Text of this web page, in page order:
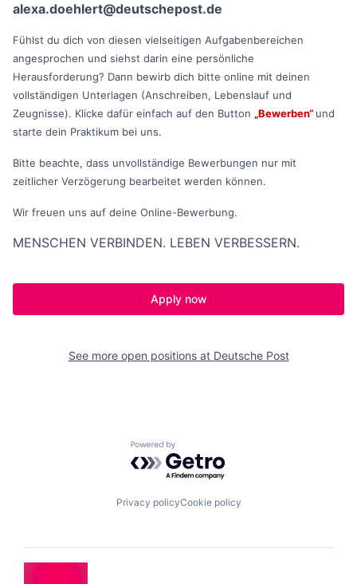
alexa.doehlert@deutschepost.de
Fühlst du dich von diesen vielseitigen Aufgabenbereichen
angesprochen und siehst darin eine persönliche
Herausforderung? Dann bewirb dich bitte online mit deinen
vollständigen Unterlagen (Anschreiben, Lebenslauf und
Zeugnisse). Klicke dafür einfach auf den Button „Bewerben“ und
starte dein Praktikum bei uns.
Bitte beachte, dass unvollständige Bewerbungen nur mit
zeitlicher Verzögerung bearbeitet werden können.
Wir freuen uns auf deine Online-Bewerbung.
MENSCHEN VERBINDEN. LEBEN VERBESSERN.
Apply now
See more open positions at Deutsche Post
Powered by Getro.com
Privacy policyCookie policy